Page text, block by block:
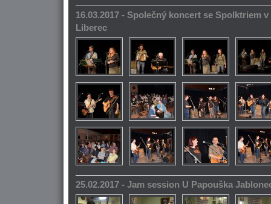
16.03.2017 - Společný koncert se Spolktriem
Liberec
25.02.2017 - Jam session U Papouška